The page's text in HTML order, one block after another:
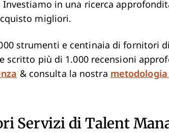
in una ricerca
migliori.
strumenti e centinaia di fornitori
scritto più di 1.000 recensioni
& consulta la nostra
Servizi di Talent